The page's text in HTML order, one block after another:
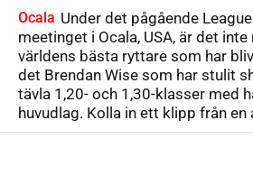
Ocala Under det pågående
meetinget i Ocala, USA, är det
världens bästa ryttare som har
det Brendan Wise som har stulit
tävla 1,20- och 1,30-klasser med
huvudlag. Kolla in ett klipp från en